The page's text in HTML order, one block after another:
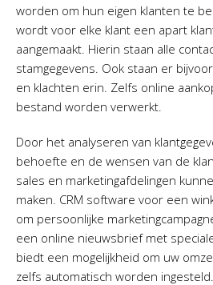
worden om hun eigen klanten te
wordt voor elke klant een apart
aangemaakt. Hierin staan alle
stamgegevens. Ook staan er
en klachten erin. Zelfs online
bestand worden verwerkt.
Door het analyseren van
behoefte en de wensen van de
sales en marketingafdelingen
maken. CRM software voor een
om persoonlijke
een online nieuwsbrief met
biedt een mogelijkheid om uw
zelfs automatisch worden